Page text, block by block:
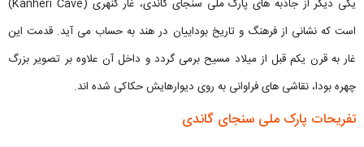
یکی دیگر از جاذبه های پارک ملی سنجای گاندی، غار کنهری (Kanheri Cave)
است که نشانی از فرهنگ و تاریخ بوداییان در هند به حساب می آید. قدمت این
غار به قرن یکم قبل از میلاد مسیح برمی گردد و داخل آن علاوه بر تصویر بزرگ
چهره بودا، نقاشی های فراوانی به روی دیوارهایش حکاکی شده اند.
تفریحات پارک ملی سنجای گاندی